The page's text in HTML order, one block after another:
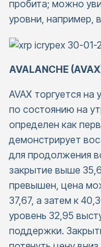
пробита; можно
уровни, например,
AVALANCHE
AVAX торгуется
по состоянию на
определен как
демонстрирует
для продолжения
закрытие выше
превышен, цена
37,67, а затем к
уровень 32,95
поддержки.